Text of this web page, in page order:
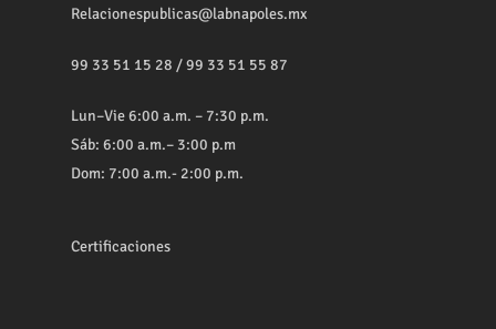
Relacionespublicas@labnapoles.mx
99 33 51 15 28 /99 33 51 55 87
Lun–Vie 6:00 a.m. – 7:30 p.m.
Sáb: 6:00 a.m.– 3:00 p.m
Dom: 7:00 a.m.- 2:00 p.m.
Certificaciones